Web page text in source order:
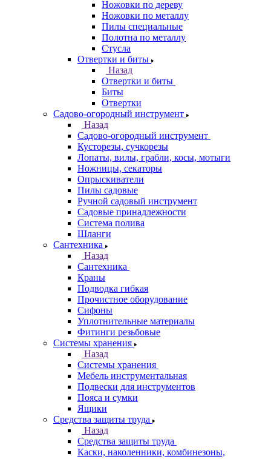
Ножовки по дереву
Ножовки по металлу
Пилы специальные
Полотна по металлу
Стусла
Отвертки и биты
Назад
Отвертки и биты
Биты
Отвертки
Садово-огородный инструмент
Назад
Садово-огородный инструмент
Кусторезы, сучкорезы
Лопаты, вилы, грабли, косы, мотыги
Ножницы, секаторы
Опрыскиватели
Пилы садовые
Ручной садовый инструмент
Садовые принадлежности
Система полива
Шланги
Сантехника
Назад
Сантехника
Краны
Подводка гибкая
Прочистное оборудование
Сифоны
Уплотнительные материалы
Фитинги резьбовые
Системы хранения
Назад
Системы хранения
Мебель инструментальная
Подвески для инструментов
Пояса и сумки
Ящики
Средства защиты труда
Назад
Средства защиты труда
Каски, наколенники, комбинезоны,